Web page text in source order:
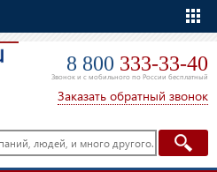
8 800 333-33-40
Звонок и с мобильного по России бесплатный
Заказать обратный звонок